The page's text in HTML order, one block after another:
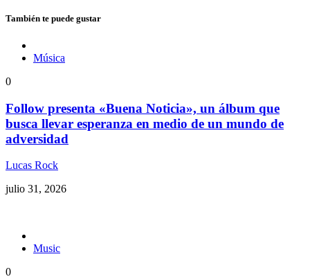
También te puede gustar
Música
0
Follow presenta «Buena Noticia», un álbum que
busca llevar esperanza en medio de un mundo de
adversidad
Lucas Rock
julio 31, 2026
Music
0